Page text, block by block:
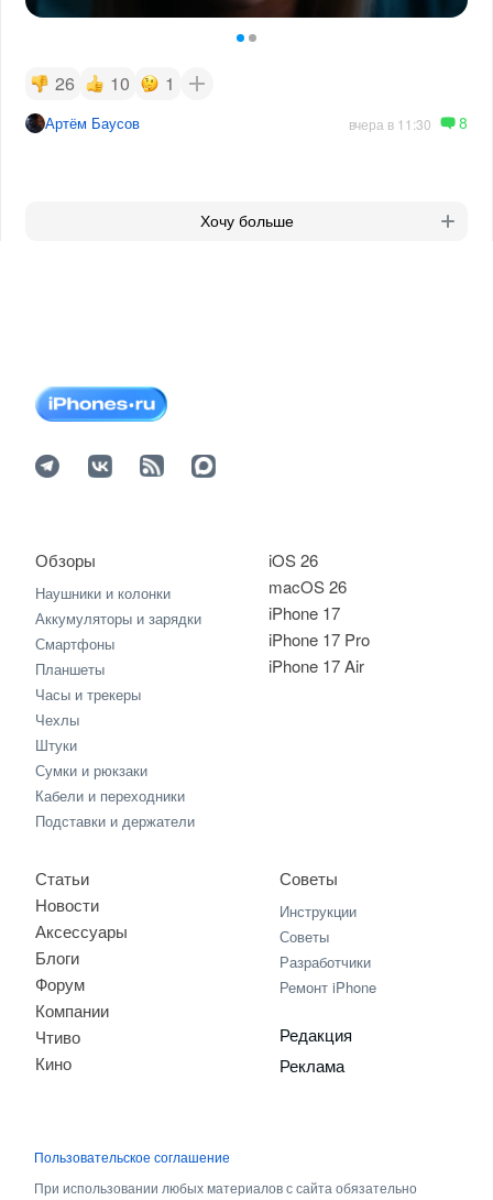
26 10 1
Артём Баусов вчера в 11:30 8
Хочу больше
iOS 26
macOS 26
iPhone 17
iPhone 17 Pro
iPhone 17 Air
Обзоры
Наушники и колонки
Аккумуляторы и зарядки
Смартфоны
Планшеты
Часы и трекеры
Чехлы
Штуки
Сумки и рюкзаки
Кабели и переходники
Подставки и держатели
Статьи
Новости
Аксессуары
Блоги
Форум
Компании
Чтиво
Кино
Советы
Инструкции
Советы
Разработчики
Ремонт iPhone
Редакция
Реклама
Пользовательское соглашение
При использовании любых материалов с сайта обязательно